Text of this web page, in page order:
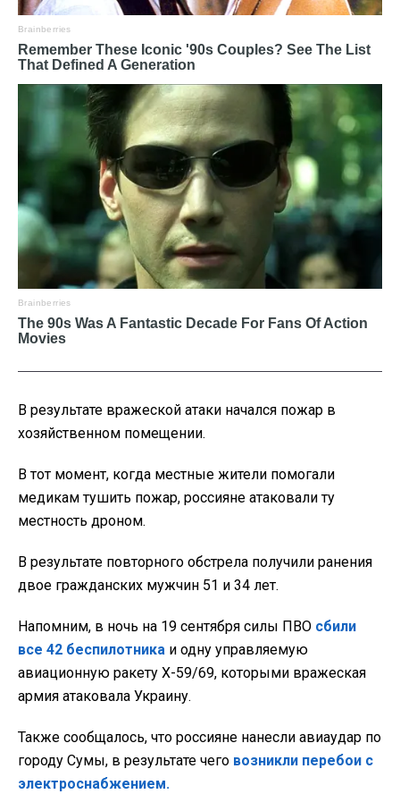
В результате вражеской атаки начался пожар в
хозяйственном помещении.
В тот момент, когда местные жители помогали
медикам тушить пожар, россияне атаковали ту
местность дроном.
В результате повторного обстрела получили ранения
двое гражданских мужчин 51 и 34 лет.
Напомним, в ночь на 19 сентября силы ПВО сбили
все 42 беспилотника и одну управляемую
авиационную ракету Х-59/69, которыми вражеская
армия атаковала Украину.
Также сообщалось, что россияне нанесли авиаудар по
городу Сумы, в результате чего возникли перебои с
электроснабжением.